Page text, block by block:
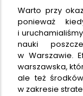
Warto przy
ponieważ
i
nauki
w Warszawie.
warszawska,
ale też
w zakresie